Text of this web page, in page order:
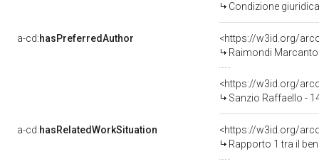
Condizione
a-cd:hasPreferredAuthor
<https://w3id.org/
Raimondi
<https://w3id.org/
Sanzio Raffaello -
a-cd:hasRelatedWorkSituation
<https://w3id.org/
Rapporto 1 tra il